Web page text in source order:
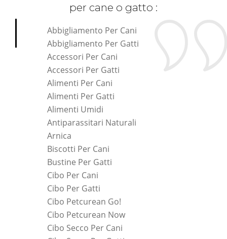
per cane o gatto :
Abbigliamento Per Cani
Abbigliamento Per Gatti
Accessori Per Cani
Accessori Per Gatti
Alimenti Per Cani
Alimenti Per Gatti
Alimenti Umidi
Antiparassitari Naturali
Arnica
Biscotti Per Cani
Bustine Per Gatti
Cibo Per Cani
Cibo Per Gatti
Cibo Petcurean Go!
Cibo Petcurean Now
Cibo Secco Per Cani